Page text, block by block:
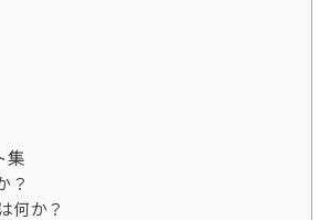
集
？
何か？